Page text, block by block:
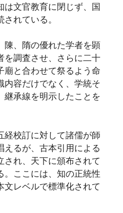
は文官教育に閉じず、国
れている。
陳、隋の優れた学者を顕
を調査させ、さらに二十
廟と合わせて祭るよう命
内容だけでなく、学統そ
継承線を明示したことを
経校訂に対して諸儒が師
えるが、古本引用による
され、天下に頒布されて
。ここには、知の正統性
文レベルで標準化されて